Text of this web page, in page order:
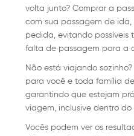
volta junto? Comprar a
com sua passagem de
pedida, evitando possíveis
falta de passagem para a
Não está viajando
para você e toda família de
garantindo que estejam
viagem, inclusive dentro do
Vocês podem ver os